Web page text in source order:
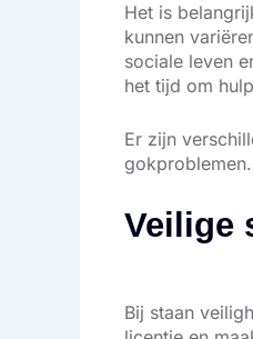
Het is
kunnen
sociale leven
het tijd om
Er zijn
Veilige
Bij staan